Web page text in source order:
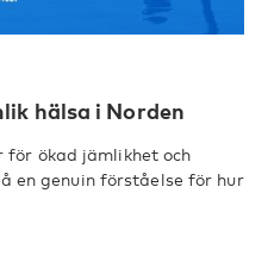
hälsa i Norden
för ökad jämlikhet och
en genuin förståelse för hur